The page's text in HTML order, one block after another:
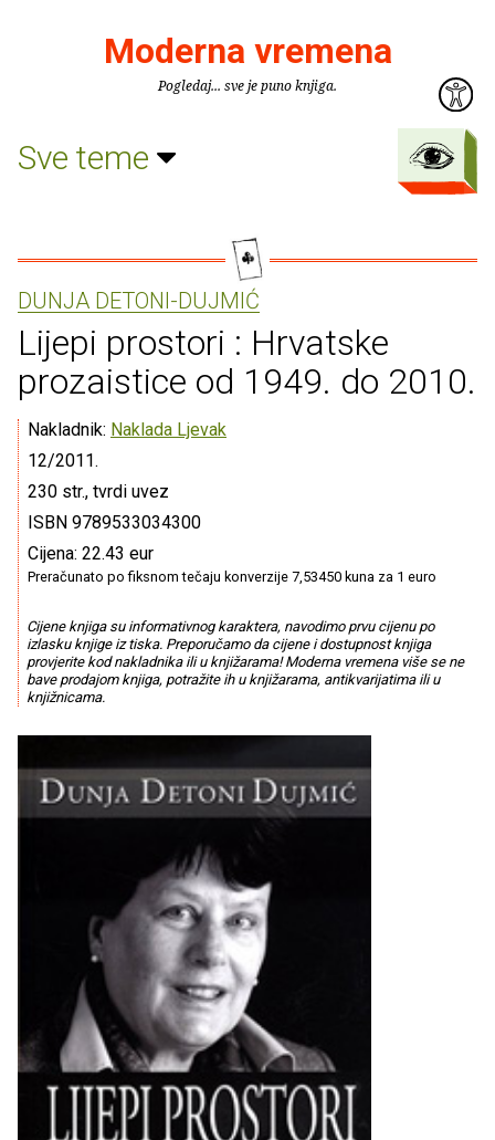
Moderna vremena
Pogledaj... sve je puno knjiga.
Sve teme
DUNJA DETONI-DUJMIĆ
Lijepi prostori : Hrvatske
prozaistice od 1949. do 2010.
Nakladnik: Naklada Ljevak
12/2011.
230 str., tvrdi uvez
ISBN 9789533034300
Cijena: 22.43 eur
Preračunato po fiksnom tečaju konverzije 7,53450 kuna za 1 euro
Cijene knjiga su informativnog karaktera, navodimo prvu cijenu po
izlasku knjige iz tiska. Preporučamo da cijene i dostupnost knjiga
provjerite kod nakladnika ili u knjižarama! Moderna vremena više se ne
bave prodajom knjiga, potražite ih u knjižarama, antikvarijatima ili u
knjižnicama.